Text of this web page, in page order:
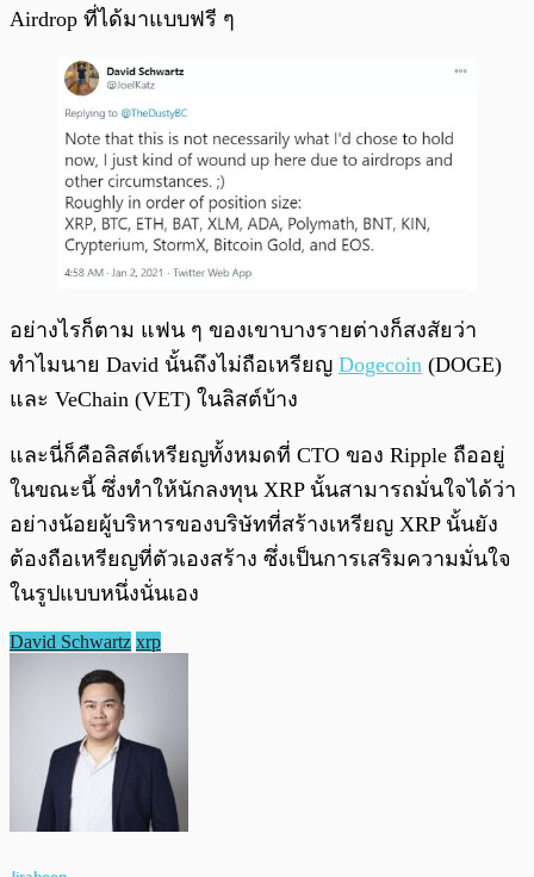
Airdrop ที่ได้มาแบบฟรี ๆ
อย่างไรก็ตาม แฟน ๆ ของเขาบางรายต่างก็สงสัยว่า
ทำไมนาย David นั้นถึงไม่ถือเหรียญ Dogecoin (DOGE)
และ VeChain (VET) ในลิสต์บ้าง
และนี่ก็คือลิสต์เหรียญทั้งหมดที่ CTO ของ Ripple ถืออยู่
ในขณะนี้ ซึ่งทำให้นักลงทุน XRP นั้นสามารถมั่นใจได้ว่า
อย่างน้อยผู้บริหารของบริษัทที่สร้างเหรียญ XRP นั้นยัง
ต้องถือเหรียญที่ตัวเองสร้าง ซึ่งเป็นการเสริมความมั่นใจ
ในรูปแบบหนึ่งนั่นเอง
David Schwartz xrp